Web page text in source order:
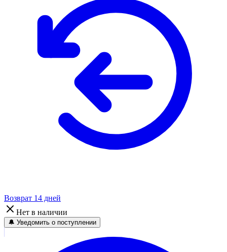
Возврат 14 дней
Нет в наличии
🔔 Уведомить о поступлении